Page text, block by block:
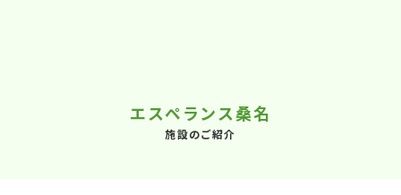
エスペランス桑名
施設のご紹介